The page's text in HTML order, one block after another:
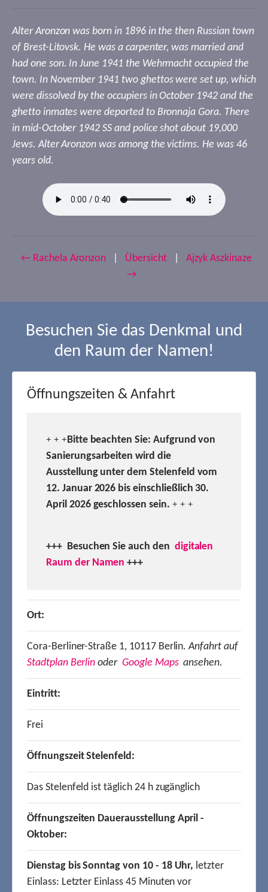
Alter Aronzon was born in 1896 in the then Russian town
of Brest-Litovsk. He was a carpenter, was married and
had one son. In June 1941 the Wehrmacht occupied the
town. In November 1941 two ghettos were set up, which
were dissolved by the occupiers in October 1942 and the
ghetto inmates were deported to Bronnaja Gora. There
in mid-October 1942 SS and police shot about 19,000
Jews. Alter Aronzon was among the victims. He was 46
years old.
← Rachela Aronzon Übersicht
Ajzyk Aszkinaze
→
Besuchen Sie das Denkmal und
den Raum der Namen!
Öffnungszeiten & Anfahrt
+ + +Bitte beachten Sie: Aufgrund von
Sanierungsarbeiten wird die
Ausstellung unter dem Stelenfeld vom
12. Januar 2026 bis einschließlich 30.
April 2026 geschlossen sein. + + +
+++ Besuchen Sie auch den digitalen
Raum der Namen +++
Ort:
Cora-Berliner-Straße 1, 10117 Berlin.Anfahrt auf
Stadtplan Berlin oder Google Mapsansehen.
Eintritt:
Frei
Öffnungszeit Stelenfeld:
Das Stelenfeld ist täglich 24 h zugänglich
Öffnungszeiten Dauerausstellung April -
Oktober:
Dienstag bis Sonntag von 10 - 18 Uhr, letzter
Einlass: Letzter Einlass 45 Minuten vor